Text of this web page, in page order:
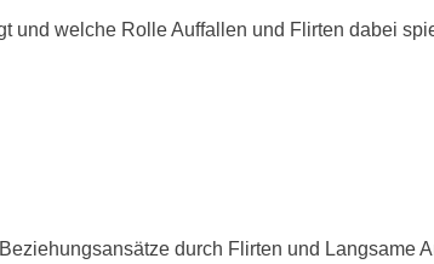
und welche Rolle Auffallen und Flirten dabei
durch Flirten und Langsame